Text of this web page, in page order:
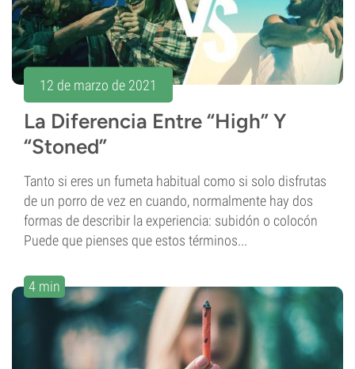
12 de marzo de 2021
La Diferencia Entre “High” Y
“Stoned”
Tanto si eres un fumeta habitual como si solo disfrutas
de un porro de vez en cuando, normalmente hay dos
formas de describir la experiencia: subidón o colocón
Puede que pienses que estos términos...
4 min